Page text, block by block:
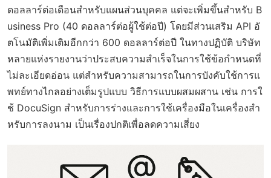
ดอลลาร์ต่อเดือนสำหรับแผนส่วนบุคคล แต่จะเพิ่มขึ้นสำหรับ B
usiness Pro (40 ดอลลาร์ต่อผู้ใช้ต่อปี) โดยมีส่วนเสริม API อั
ตโนมัติเพิ่มเติมอีกกว่า 600 ดอลลาร์ต่อปี ในทางปฏิบัติ บริษัท
หลายแห่งรายงานว่าประสบความสำเร็จในการใช้ข้อกำหนดที่
ไม่ละเอียดอ่อน แต่สำหรับความสามารถในการบังคับใช้การแ
พทย์ทางไกลอย่างเต็มรูปแบบ วิธีการแบบผสมผสาน เช่น การใ
ช้ DocuSign สำหรับการร่างและการใช้เครื่องมือในเครื่องสำ
หรับการลงนาม เป็นเรื่องปกติเพื่อลดความเสี่ยง